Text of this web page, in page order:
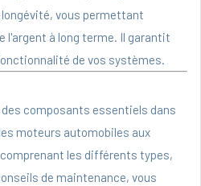
vous permettant
l'argent à long terme. Il garantit
de vos systèmes.
composants essentiels dans
moteurs automobiles aux
les différents types,
de maintenance, vous